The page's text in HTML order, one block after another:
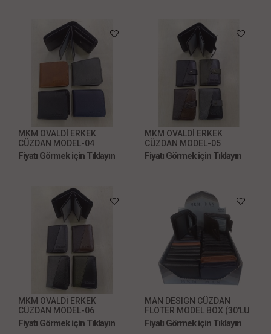
MKM OVALDİ ERKEK
CÜZDAN MODEL-04
Fiyatı Görmek için Tıklayın
MKM OVALDİ ERKEK
CÜZDAN MODEL-05
Fiyatı Görmek için Tıklayın
MKM OVALDİ ERKEK
CÜZDAN MODEL-06
Fiyatı Görmek için Tıklayın
MAN DESIGN CÜZDAN
FLOTER MODEL BOX (30'LU
KARIŞIK MODEL)
Fiyatı Görmek için Tıklayın